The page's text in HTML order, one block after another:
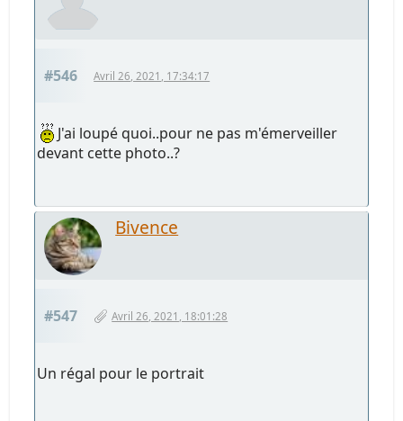
#546 Avril 26, 2021, 17:34:17
J'ai loupé quoi..pour ne pas m'émerveiller
devant cette photo..?
Bivence
#547 Avril 26, 2021, 18:01:28
Un régal pour le portrait